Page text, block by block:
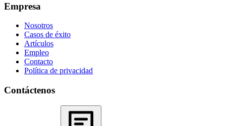
Empresa
Nosotros
Casos de éxito
Artículos
Empleo
Contacto
Política de privacidad
Contáctenos